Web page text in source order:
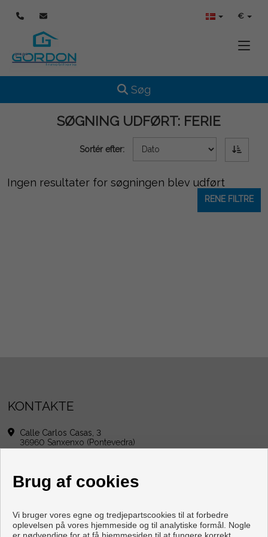
€
Toggle navigation
Søg
SØGNING UDFØRT:FERIE
Sortér efter:
Ingen resultater for søgningen blev udført
RENE FILTRE
KONTAKTE
Calle Carlos Casas, 3
36960 Sanxenxo (Pontevedra)
cristinagrupogordon@yahoo.es
Af Mandag til Fredag : 10:00 - 13:30 Og 16:00 - 20:00
Brug af cookies
Vi bruger vores egne og tredjepartscookies til at forbedre
oplevelsen på vores hjemmeside og til analytiske formål. Nogle